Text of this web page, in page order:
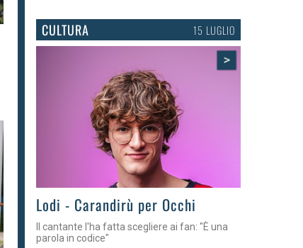
CULTURA 15 LUGLIO
>
Lodi - Carandirù per Occhi
Il cantante l'ha fatta scegliere ai fan: "È una
parola in codice"